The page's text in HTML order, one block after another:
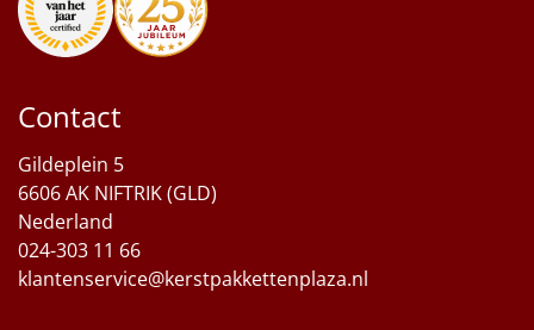
Contact
Gildeplein 5
6606 AK NIFTRIK (GLD)
Nederland
024-303 11 66
klantenservice@kerstpakkettenplaza.nl